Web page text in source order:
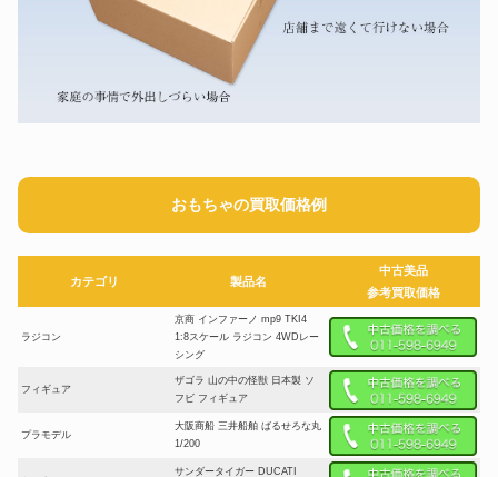
おもちゃの買取価格例
カテゴリ 製品名
中古美品
参考買取価格
ラジコン
京商 インファーノ mp9 TKI4
1:8スケール ラジコン 4WDレー
シング
フィギュア
ザゴラ 山の中の怪獣 日本製 ソ
フビ フィギュア
プラモデル
大阪商船 三井船舶 ばるせろな丸
1/200
サンダータイガー DUCATI